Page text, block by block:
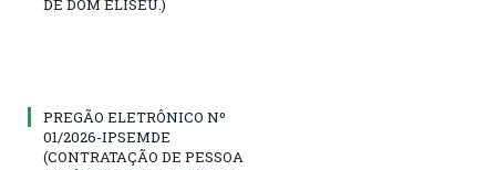
DE DOM ELISEU.)
PREGÃO ELETRÔNICO Nº
01/2026-IPSEMDE
(CONTRATAÇÃO DE PESSOA